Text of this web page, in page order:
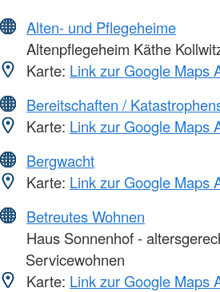
Alten- und Pflegeheime
Altenpflegeheim Käthe
Karte: Link zur Google Maps
Bereitschaften /
Karte: Link zur Google Maps
Bergwacht
Karte: Link zur Google Maps
Betreutes Wohnen
Haus Sonnenhof -
Servicewohnen
Karte: Link zur Google Maps